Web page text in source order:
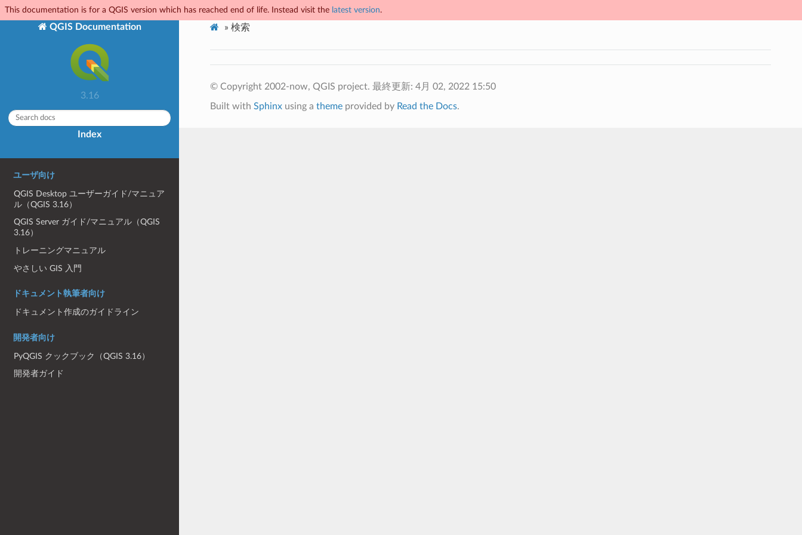
This documentation is for a QGIS version which has reached end of life. Instead visit the latest version.
QGIS Documentation
3.16
Index
ユーザ向け
QGIS Desktop ユーザーガイド/マニュア
ル（QGIS 3.16）
QGIS Server ガイド/マニュアル（QGIS
3.16）
トレーニングマニュアル
やさしい GIS 入門
ドキュメント執筆者向け
ドキュメント作成のガイドライン
開発者向け
PyQGIS クックブック（QGIS 3.16）
開発者ガイド
» 検索
© Copyright 2002-now, QGIS project. 最終更新: 4月 02, 2022 15:50
Built with Sphinxusing a themeprovided by Read the Docs.